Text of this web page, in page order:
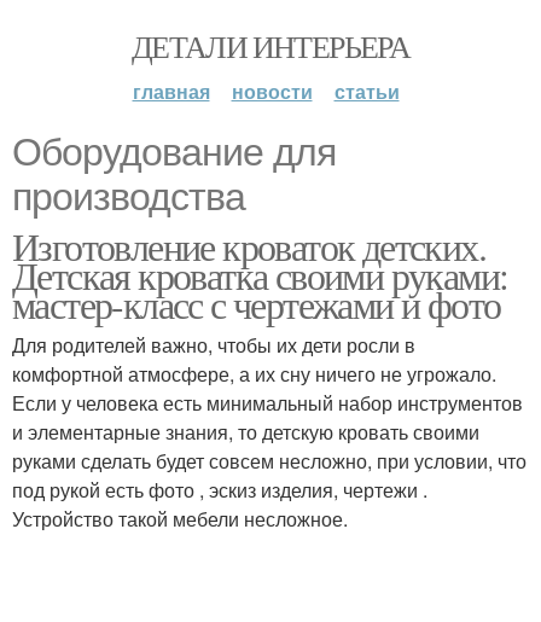
ДЕТАЛИ ИНТЕРЬЕРА
главная новости статьи
Оборудование для
производства
Изготовление кроваток детских.
Детская кроватка своими руками:
мастер-класс с чертежами и фото
Для родителей важно, чтобы их дети росли в
комфортной атмосфере, а их сну ничего не угрожало.
Если у человека есть минимальный набор инструментов
и элементарные знания, то детскую кровать своими
руками сделать будет совсем несложно, при условии, что
под рукой есть фото , эскиз изделия, чертежи .
Устройство такой мебели несложное.